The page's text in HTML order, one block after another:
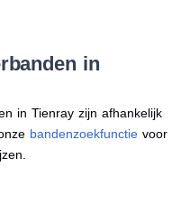
in
in Tienray zijn afhankelijk
bandenzoekfunctievoor